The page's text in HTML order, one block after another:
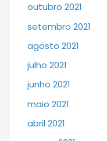
outubro 2021
setembro 2021
agosto 2021
julho 2021
junho 2021
maio 2021
abril 2021